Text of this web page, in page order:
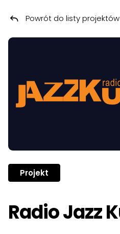
Przeskocz do treści
Projekt
Radio Jazz
Powrót do listy projektów